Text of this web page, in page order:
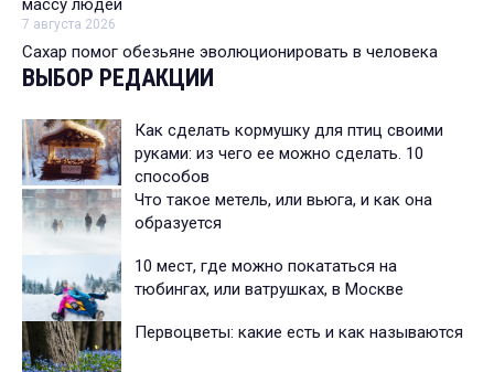
массу людей
7 августа 2026
Сахар помог обезьяне эволюционировать в человека
ВЫБОР РЕДАКЦИИ
Как сделать кормушку для птиц своими
руками: из чего ее можно сделать. 10
способов
Что такое метель, или вьюга, и как она
образуется
10 мест, где можно покататься на
тюбингах, или ватрушках, в Москве
Первоцветы: какие есть и как называются